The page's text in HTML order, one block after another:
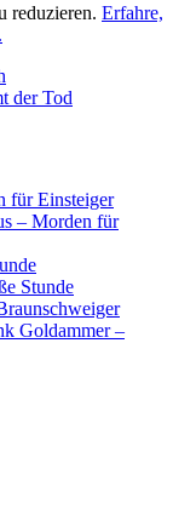
reduzieren. Erfahre,
der Tod
für Einsteiger
– Morden für
Stunde
Goldammer –